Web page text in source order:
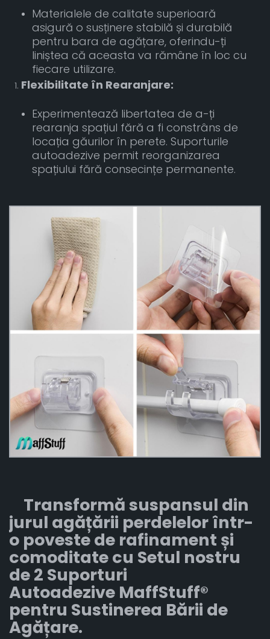
Materialele de calitate superioară
asigură o susținere stabilă și durabilă
pentru bara de agățare, oferindu-ți
liniștea că aceasta va rămâne în loc cu
fiecare utilizare.
Flexibilitate în Rearanjare:
Experimentează libertatea de a-ți
rearanja spațiul fără a fi constrâns de
locația găurilor în perete. Suporturile
autoadezive permit reorganizarea
spațiului fără consecințe permanente.
Transformă suspansul din
jurul agățării perdelelor într-
o poveste de rafinament și
comoditate cu Setul nostru
de 2 Suporturi
Autoadezive MaffStuff®
pentru Sustinerea Bării de
Agățare.